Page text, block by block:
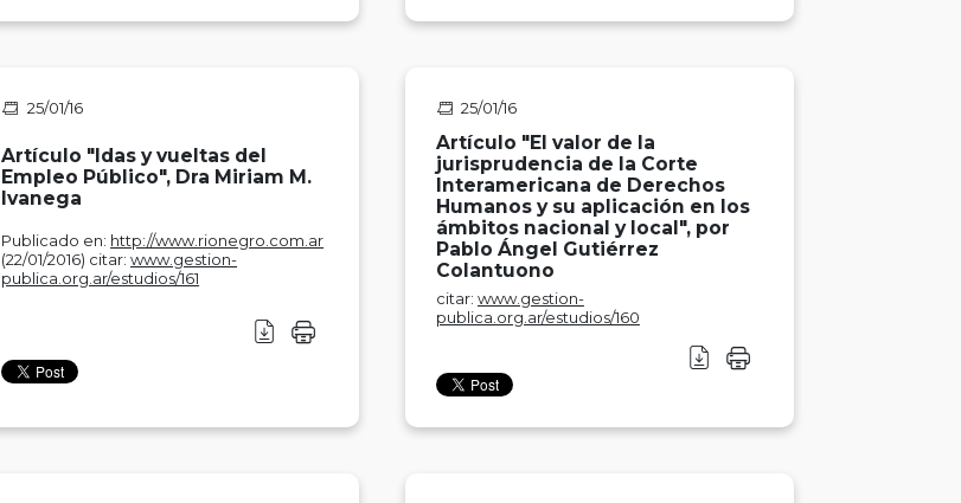
25/01/16
Artículo "Idas y vueltas del
Empleo Público", Dra Miriam M.
Ivanega
Publicado en: http://www.rionegro.com.ar
(22/01/2016) citar:www.gestion-
publica.org.ar/estudios/161
25/01/16
Artículo "El valor de la
jurisprudencia de la Corte
Interamericana de Derechos
Humanos y su aplicación en los
ámbitos nacional y local", por
Pablo Ángel Gutiérrez
Colantuono
citar: www.gestion-
publica.org.ar/estudios/160